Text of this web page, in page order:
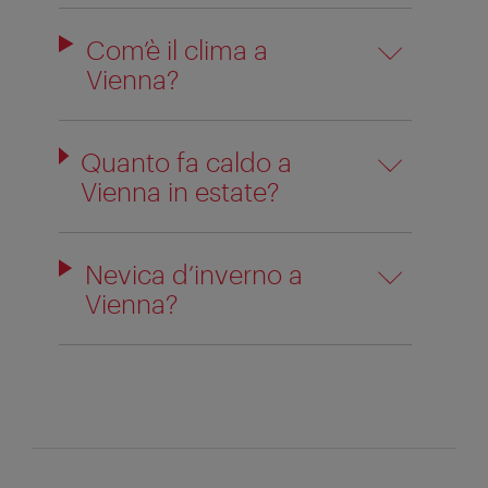
Com’è il clima a
Vienna?
Quanto fa caldo a
Vienna in estate?
Nevica d’inverno a
Vienna?